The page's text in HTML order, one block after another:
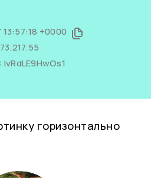
+0000
IvRdLE9HwOs1
горизонтально